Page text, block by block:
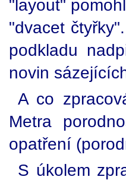
"layout"
"dvacet
podkladu
novin
A co
Metra
opatření
S úkolem